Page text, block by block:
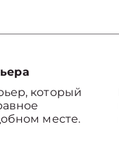
который
месте.